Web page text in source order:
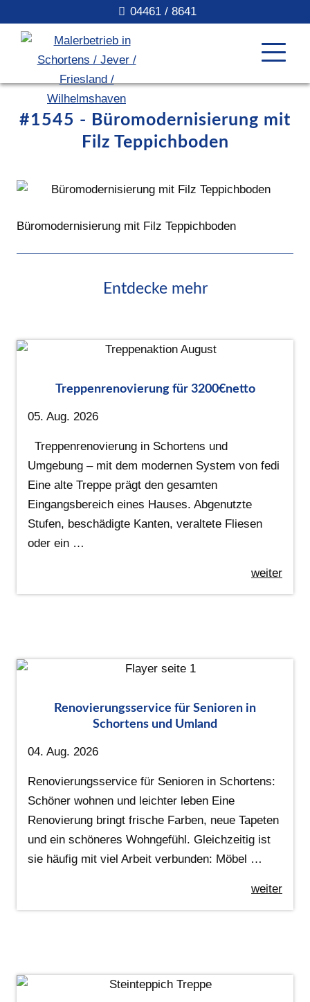
04461 / 8641
#1545 - Büromodernisierung mit
Filz Teppichboden
Büromodernisierung mit Filz Teppichboden
Entdecke mehr
Treppenrenovierung für 3200€netto
05. Aug. 2026
Treppenrenovierung in Schortens und
Umgebung – mit dem modernen System von fedi
Eine alte Treppe prägt den gesamten
Eingangsbereich eines Hauses. Abgenutzte
Stufen, beschädigte Kanten, veraltete Fliesen
oder ein …
weiter
Renovierungsservice für Senioren in
Schortens und Umland
04. Aug. 2026
Renovierungsservice für Senioren in Schortens:
Schöner wohnen und leichter leben Eine
Renovierung bringt frische Farben, neue Tapeten
und ein schöneres Wohngefühl. Gleichzeitig ist
sie häufig mit viel Arbeit verbunden: Möbel …
weiter